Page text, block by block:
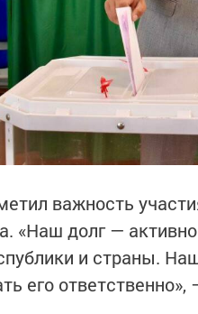
важность
«Наш долг —
и страны.
его ответственно»,